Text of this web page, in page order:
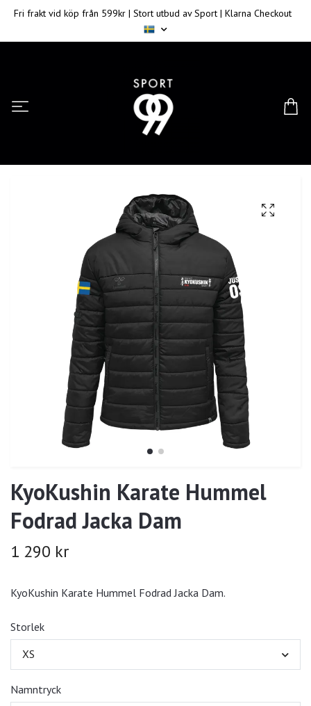
Fri frakt vid köp från 599kr | Stort utbud av Sport | Klarna Checkout
KyoKushin Karate Hummel
Fodrad Jacka Dam
1 290 kr
KyoKushin Karate Hummel Fodrad Jacka Dam.
Storlek
XS
Namntryck